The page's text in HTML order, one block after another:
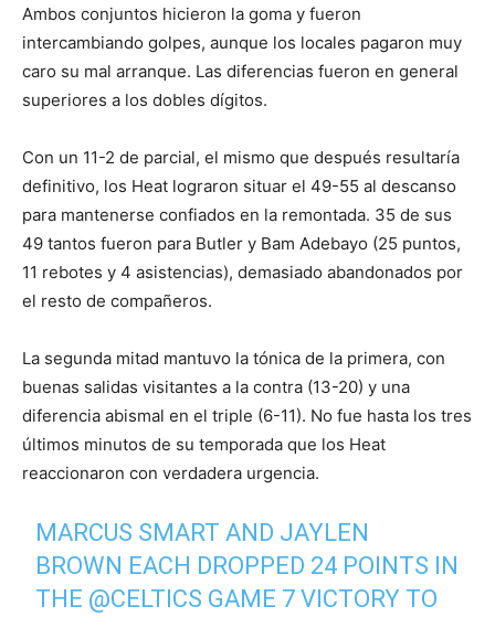
Ambos conjuntos hicieron la goma y fueron
intercambiando golpes, aunque los locales pagaron muy
caro su mal arranque. Las diferencias fueron en general
superiores a los dobles dígitos.
Con un 11-2 de parcial, el mismo que después resultaría
definitivo, los Heat lograron situar el 49-55 al descanso
para mantenerse confiados en la remontada. 35 de sus
49 tantos fueron para Butler y Bam Adebayo (25 puntos,
11 rebotes y 4 asistencias), demasiado abandonados por
el resto de compañeros.
La segunda mitad mantuvo la tónica de la primera, con
buenas salidas visitantes a la contra (13-20) y una
diferencia abismal en el triple (6-11). No fue hasta los tres
últimos minutos de su temporada que los Heat
reaccionaron con verdadera urgencia.
MARCUS SMART AND JAYLEN
BROWN EACH DROPPED 24 POINTS IN
THE @CELTICS GAME 7 VICTORY TO